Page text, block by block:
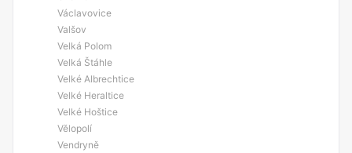
Václavovice
Valšov
Velká Polom
Velká Štáhle
Velké Albrechtice
Velké Heraltice
Velké Hoštice
Vělopolí
Vendryně